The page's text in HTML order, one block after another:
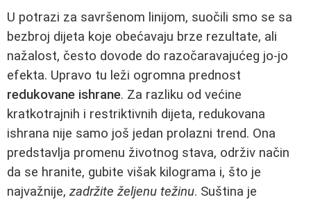
U potrazi za savršenom linijom, suočili smo se sa
bezbroj dijeta koje obećavaju brze rezultate, ali
nažalost, često dovode do razočaravajućeg jo-jo
efekta. Upravo tu leži ogromna prednost
redukovane ishrane. Za razliku od većine
kratkotrajnih i restriktivnih dijeta, redukovana
ishrana nije samo još jedan prolazni trend. Ona
predstavlja promenu životnog stava, održiv način
da se hranite, gubite višak kilograma i, što je
najvažnije, zadržite željenu težinu. Suština je